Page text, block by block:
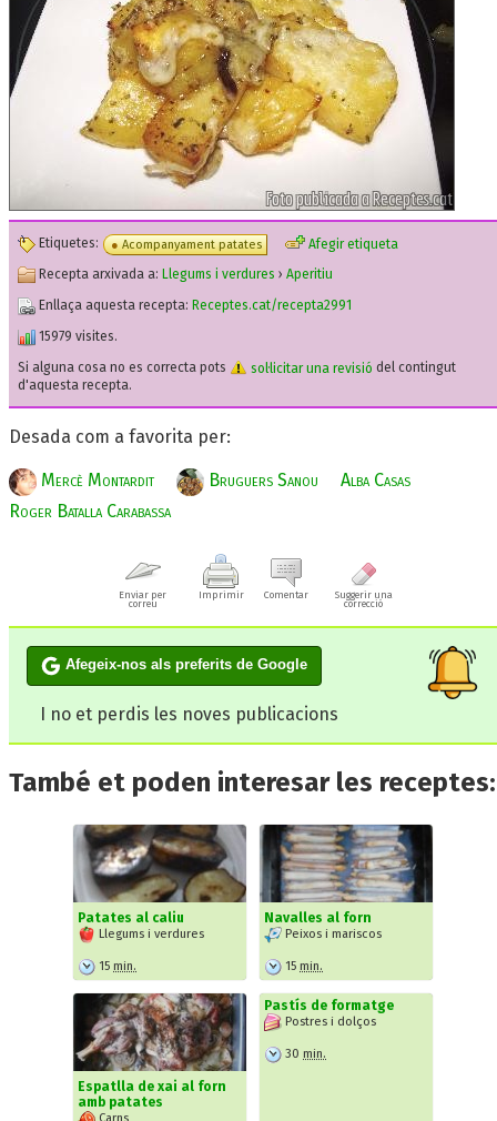
Etiquetes: Acompanyament patates
Afegir etiqueta
Recepta arxivada a: Llegums i verdures › Aperitiu
Enllaça aquesta recepta: Receptes.cat/recepta2991
15979 visites.
Si alguna cosa no es correcta pots
sol·licitar una revisió del contingut
d'aquesta recepta.
Desada com a favorita per:
Mercè Montardit Bruguers Sanou
Alba Casas
Roger Batalla Carabassa
Enviar per
correu
Imprimir Comentar
Suggerir una
correcció
Afegeix-nos als preferits de Google
I no et perdis les noves publicacions
També et poden interesar les receptes:
Patates al caliu
Llegums i verdures
15 min.
Navalles al forn
Peixos i mariscos
15 min.
Espatlla de xai al forn
amb patates
Pastís de formatge
Postres i dolços
30 min.